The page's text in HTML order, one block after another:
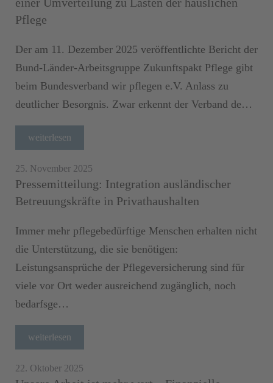
Pflege
Der am 11. Dezember 2025 veröffentlichte Bericht der
Bund-Länder-Arbeitsgruppe Zukunftspakt Pflege gibt
beim Bundesverband wir pflegen e.V. Anlass zu
deutlicher Besorgnis. Zwar erkennt der Verband de…
weiterlesen
25. November 2025
Pressemitteilung: Integration ausländischer
Betreuungskräfte in Privathaushalten
Immer mehr pflegebedürftige Menschen erhalten nicht
die Unterstützung, die sie benötigen:
Leistungsansprüche der Pflegeversicherung sind für
viele vor Ort weder ausreichend zugänglich, noch
bedarfsge…
weiterlesen
22. Oktober 2025